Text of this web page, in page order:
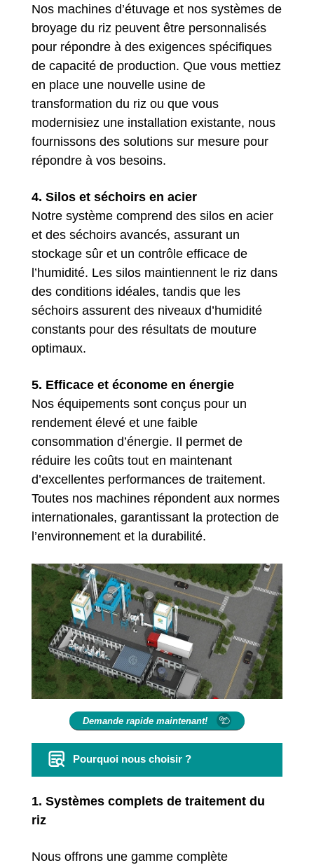
Nos machines d’étuvage et nos systèmes de
broyage du riz peuvent être personnalisés
pour répondre à des exigences spécifiques
de capacité de production. Que vous mettiez
en place une nouvelle usine de
transformation du riz ou que vous
modernisiez une installation existante, nous
fournissons des solutions sur mesure pour
répondre à vos besoins.
4. Silos et séchoirs en acier
Notre système comprend des silos en acier
et des séchoirs avancés, assurant un
stockage sûr et un contrôle efficace de
l’humidité. Les silos maintiennent le riz dans
des conditions idéales, tandis que les
séchoirs assurent des niveaux d’humidité
constants pour des résultats de mouture
optimaux.
5. Efficace et économe en énergie
Nos équipements sont conçus pour un
rendement élevé et une faible
consommation d’énergie. Il permet de
réduire les coûts tout en maintenant
d’excellentes performances de traitement.
Toutes nos machines répondent aux normes
internationales, garantissant la protection de
l’environnement et la durabilité.
Demande rapide maintenant!
Pourquoi nous choisir ?
1. Systèmes complets de traitement du
riz
Nous offrons une gamme complète